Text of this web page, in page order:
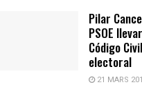
Pilar
PSOE
Código
electoral
21 MARS